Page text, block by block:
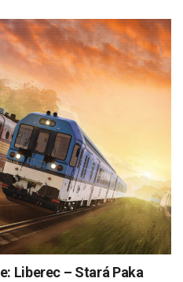
Liberec – Stará Paka